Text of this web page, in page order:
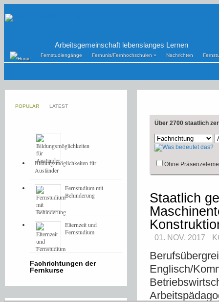
Arbeitsgemeinschaft lebenslanges Lernen
Fernstudiengänge Fernunis/Fernhochschulen » Nachrichten
Über 2700 staatlich
Ohne
Staatlich
01. NOV, 2017
Englisch/
POPULAR LATEST
Bildungsmöglichkeiten für
Ausländer
Fernstudium mit
Behinderung
Elternzeit und
Fernstudium
Fachrichtungen der
Fernkurse